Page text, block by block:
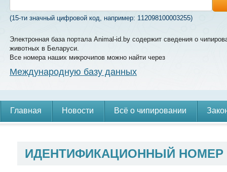
(15-ти значный цифровой код, например: 112098100003255)
Электронная база портала Animal-id.by содержит сведения о
животных в Беларуси.
Все номера наших микрочипов можно найти через
Международную базу данных
Главная Новости Всё о чипировании
ИДЕНТИФИКАЦИОННЫЙ